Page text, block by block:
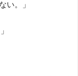
い。」